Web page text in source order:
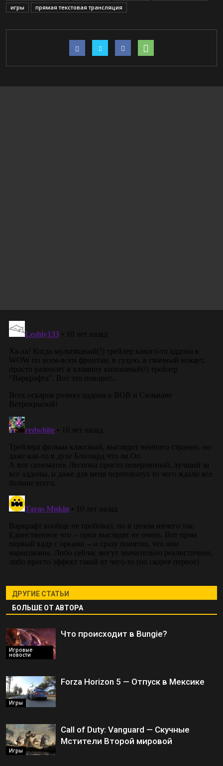
игры
прямая текстовая трансляция
ДРУГИЕ СТАТЬИ
БОЛЬШЕ ОТ АВТОРА
Игровые
новости
Что происходит в Bungie?
Игры
Forza Horizon 5 — Отпуск в Мексике
Игры
Call of Duty: Vanguard — Скучные
Мстители Второй мировой